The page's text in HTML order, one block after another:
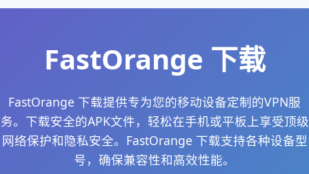
FastOrange 下载
FastOrange 下载提供专为您的移动设备定制的VPN服
务。下载安全的APK文件，轻松在手机或平板上享受顶级
网络保护和隐私安全。FastOrange 下载支持各种设备型
号，确保兼容性和高效性能。